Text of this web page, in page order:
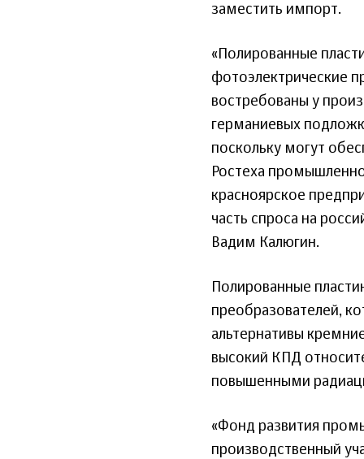
заместить импорт.
«Полированные
фотоэлектрические
востребованы у
германиевых
поскольку могут
Ростеха
красноярское
часть спроса на
Вадим Калюгин.
Полированные
преобразователей,
альтернативы
высокий КПД
повышенными
«Фонд развития
производственный